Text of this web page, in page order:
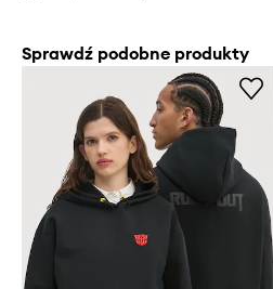
Sprawdź podobne produkty